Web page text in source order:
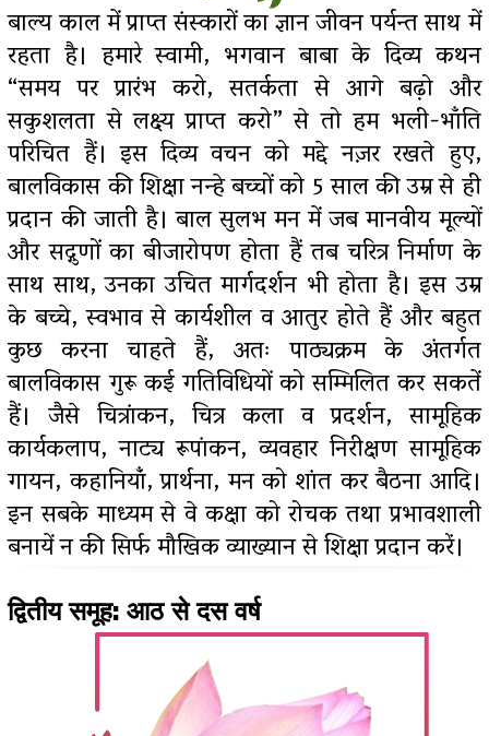
बाल्य काल में प्राप्त संस्कारों का ज्ञान जीवन पर्यन्त साथ में
रहता है। हमारे स्वामी, भगवान बाबा के दिव्य कथन
“समय पर प्रारंभ करो, सतर्कता से आगे बढ़ो और
सकुशलता से लक्ष्य प्राप्त करो” से तो हम भली-भाँति
परिचित हैं। इस दिव्य वचन को मद्दे नज़र रखते हुए,
बालविकास की शिक्षा नन्हे बच्चों को 5 साल की उम्र से ही
प्रदान की जाती है। बाल सुलभ मन में जब मानवीय मूल्यों
और सद्गुणों का बीजारोपण होता हैं तब चरित्र निर्माण के
साथ साथ, उनका उचित मार्गदर्शन भी होता है। इस उम्र
के बच्चे, स्वभाव से कार्यशील व आतुर होते हैं और बहुत
कुछ करना चाहते हैं, अतः पाठ्यक्रम के अंतर्गत
बालविकास गुरू कई गतिविधियों को सम्मिलित कर सकतें
हैं। जैसे चित्रांकन, चित्र कला व प्रदर्शन, सामूहिक
कार्यकलाप, नाट्य रूपांकन, व्यवहार निरीक्षण सामूहिक
गायन, कहानियांँ, प्रार्थना, मन को शांत कर बैठना आदि।
इन सबके माध्यम से वे कक्षा को रोचक तथा प्रभावशाली
बनायें न की सिर्फ मौखिक व्याख्यान से शिक्षा प्रदान करें।
द्वितीय समूह: आठ से दस वर्ष